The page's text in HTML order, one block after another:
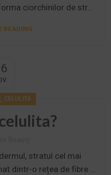
ciorchinilor de str...
READING
, CELULITĂ
stratul cel mai
dintr-o rețea de fibre ...